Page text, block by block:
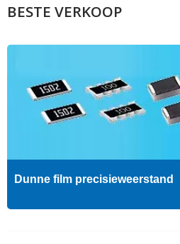
BESTE VERKOOP
Dunne film precisieweerstand